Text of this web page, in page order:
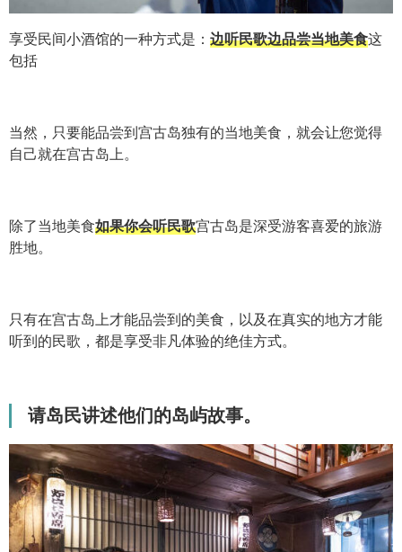
享受民间小酒馆的一种方式是： 边听民歌边品尝当地美食这
包括
当然，只要能品尝到宫古岛独有的当地美食，就会让您觉得
自己就在宫古岛上。
除了当地美食如果你会听民歌宫古岛是深受游客喜爱的旅游
胜地。
只有在宫古岛上才能品尝到的美食，以及在真实的地方才能
听到的民歌，都是享受非凡体验的绝佳方式。
请岛民讲述他们的岛屿故事。